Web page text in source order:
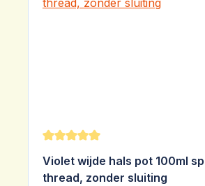
Gemiddelde waardering van 5
Violet wijde hals pot 100ml
thread, zonder sluiting